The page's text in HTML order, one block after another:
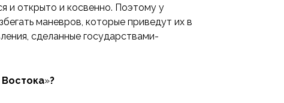
и открыто и косвенно. Поэтому у
маневров, которые приведут их в
сделанные государствами-
»?